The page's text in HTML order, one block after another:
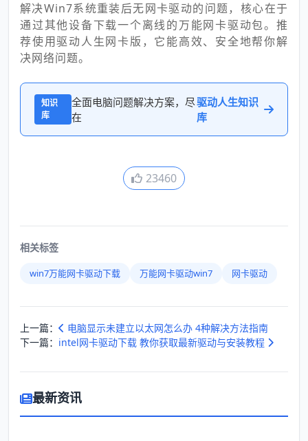
解决Win7系统重装后无网卡驱动的问题，核心在于
通过其他设备下载一个离线的万能网卡驱动包。推
荐使用驱动人生网卡版，它能高效、安全地帮你解
决网络问题。
知识
库
全面电脑问题解决方案，尽
在
驱动人生知识
库
23460
相关标签
win7万能网卡驱动下载 万能网卡驱动win7 网卡驱动
上一篇：
电脑显示未建立以太网怎么办 4种解决方法指南
下一篇： intel网卡驱动下载 教你获取最新驱动与安装教程
最新资讯